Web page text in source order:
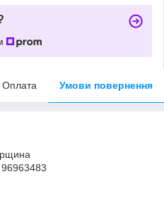
Оплата Умови повернення